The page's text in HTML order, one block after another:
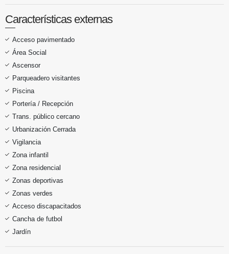
Características externas
Acceso pavimentado
Área Social
Ascensor
Parqueadero visitantes
Piscina
Portería / Recepción
Trans. público cercano
Urbanización Cerrada
Vigilancia
Zona infantil
Zona residencial
Zonas deportivas
Zonas verdes
Acceso discapacitados
Cancha de futbol
Jardín